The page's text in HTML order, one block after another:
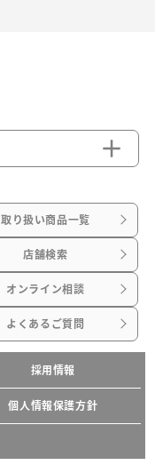
取り扱い商品一覧
店舗検索
オンライン相談
よくあるご質問
採用情報
個人情報保護方針